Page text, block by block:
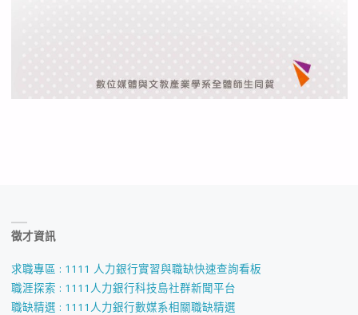
徵才資訊
求職專區 : 1111 人力銀行實習與職缺快速查詢看板
職涯探索 : 1111人力銀行科技島社群新聞平台
職缺精選 : 1111人力銀行數媒系相關職缺精選